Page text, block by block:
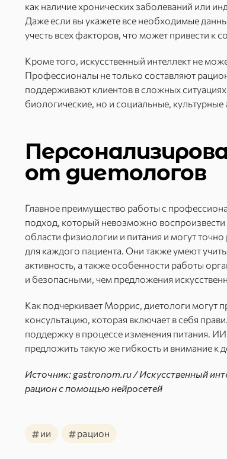
как наличие хронических заболеваний или
Даже если вы укажете все необходимые
учесть всех факторов, что может привести к
Кроме того, искусственный интеллект не
Профессионалы не только составляют
поддерживают клиентов в сложных
биологические, но и социальные, культурные
от диетологов
Главное преимущество работы с
подход, который невозможно
области физиологии и питания и могут
для каждого пациента. Они также умеют
активность, а также особенности работы
и безопасными, чем предложения
Как подчеркивает Моррис, диетологи могут
консультацию, которая включает в себя
поддержку в процессе изменения питания.
предложить такую же гибкость и внимание к
Источник: gastronom.ru / Искусственный
рацион с помощью нейросетей
#ии #рацион